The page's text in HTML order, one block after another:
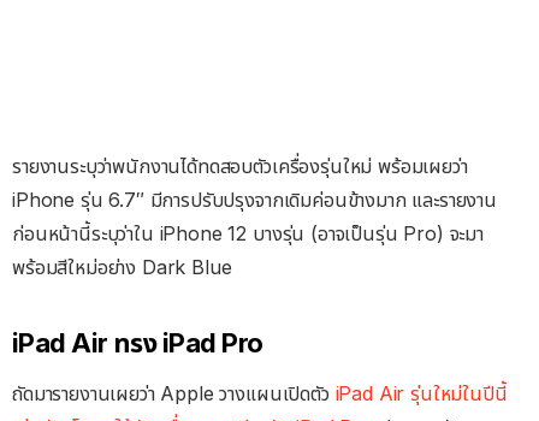
รายงานระบุว่าพนักงานได้ทดสอบตัวเครื่องรุ่นใหม่ พร้อมเผยว่า
iPhone รุ่น 6.7″ มีการปรับปรุงจากเดิมค่อนข้างมาก และรายงาน
ก่อนหน้านี้ระบุว่าใน iPhone 12 บางรุ่น (อาจเป็นรุ่น Pro) จะมา
พร้อมสีใหม่อย่าง Dark Blue
iPad Air ทรง iPad Pro
ถัดมารายงานเผยว่า Apple วางแผนเปิดตัว iPad Air รุ่นใหม่ในปีนี้